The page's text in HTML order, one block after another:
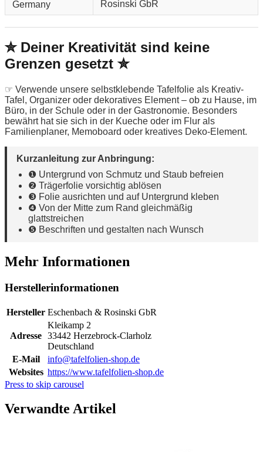
Germany
Rosinski GbR
✮ Deiner Kreativität sind keine
Grenzen gesetzt ✮
☞ Verwende unsere selbstklebende Tafelfolie als Kreativ-
Tafel, Organizer oder dekoratives Element – ob zu Hause, im
Büro, in der Schule oder in der Gastronomie. Besonders
bewährt hat sie sich in der Kueche oder im Flur als
Familienplaner, Memoboard oder kreatives Deko-Element.
Kurzanleitung zur Anbringung:
❶ Untergrund von Schmutz und Staub befreien
❷ Trägerfolie vorsichtig ablösen
❸ Folie ausrichten und auf Untergrund kleben
❹ Von der Mitte zum Rand gleichmäßig
glattstreichen
❺ Beschriften und gestalten nach Wunsch
Mehr Informationen
Herstellerinformationen
Hersteller Eschenbach & Rosinski GbR
Adresse
Kleikamp 2
33442 Herzebrock-Clarholz
Deutschland
E-Mail
info@tafelfolien-shop.de
Websites https://www.tafelfolien-shop.de
Press to skip carousel
Verwandte Artikel